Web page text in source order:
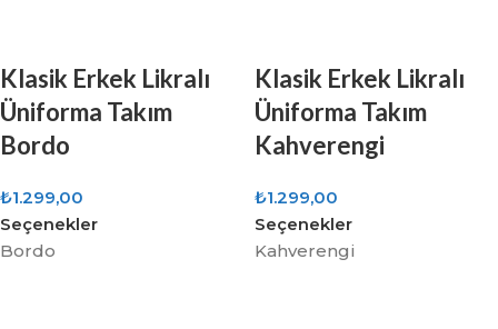
Klasik Erkek Likralı
Üniforma Takım
Bordo
₺1.299,00
Seçenekler
Bordo
Klasik Erkek Likralı
Üniforma Takım
Kahverengi
₺1.299,00
Seçenekler
Kahverengi